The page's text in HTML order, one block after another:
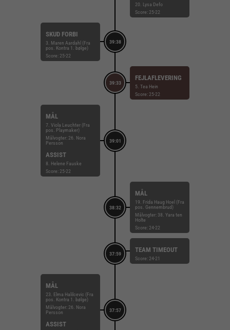
20. Lysa Defo
Score: 25-22
39:38
SKUD FORBI
3. Maren Aardahl (Fra
pos. Kontra 1. bølge)
Score: 25-22
39:33
FEJLAFLEVERING
5. Tea Hein
Score: 25-22
39:01
MÅL
7. Viola Leuchter (Fra
pos. Playmaker)
Målvogter: 26. Nora
Persson
ASSIST
8. Helene Fauske
Score: 25-22
38:32
MÅL
19. Frida Haug Hoel (Fra
pos. Gennembrud)
Målvogter: 38. Yara ten
Holte
Score: 24-22
37:59
TEAM TIMEOUT
Score: 24-21
37:57
MÅL
23. Elma Halilcevic (Fra
pos. Kontra 1. bølge)
Målvogter: 26. Nora
Persson
ASSIST